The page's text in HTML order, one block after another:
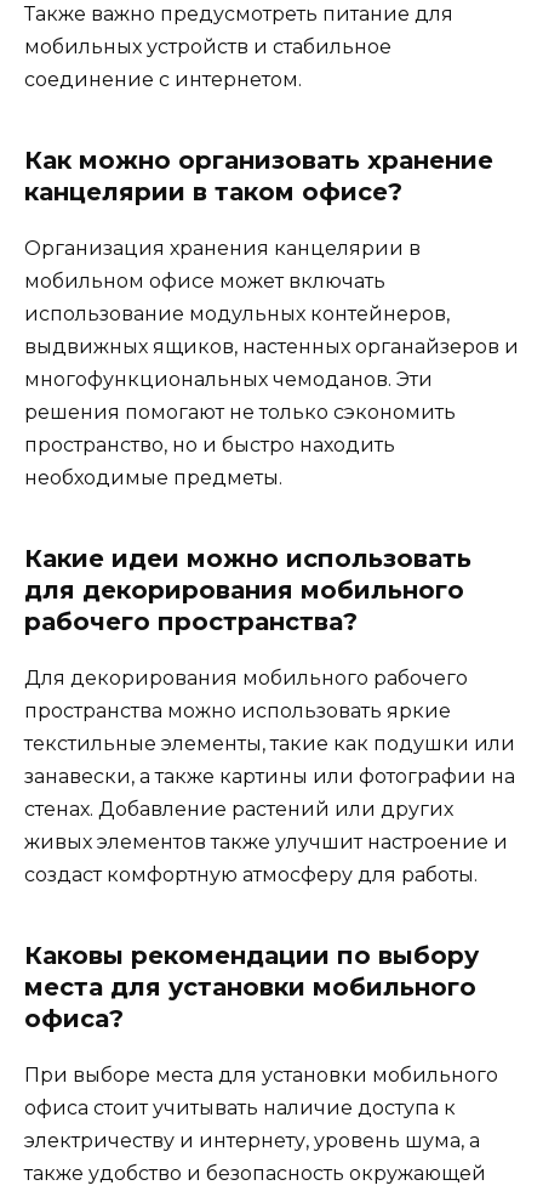
Также важно предусмотреть питание для
мобильных устройств и стабильное
соединение с интернетом.
Как можно организовать хранение
канцелярии в таком офисе?
Организация хранения канцелярии в
мобильном офисе может включать
использование модульных контейнеров,
выдвижных ящиков, настенных органайзеров и
многофункциональных чемоданов. Эти
решения помогают не только сэкономить
пространство, но и быстро находить
необходимые предметы.
Какие идеи можно использовать
для декорирования мобильного
рабочего пространства?
Для декорирования мобильного рабочего
пространства можно использовать яркие
текстильные элементы, такие как подушки или
занавески, а также картины или фотографии на
стенах. Добавление растений или других
живых элементов также улучшит настроение и
создаст комфортную атмосферу для работы.
Каковы рекомендации по выбору
места для установки мобильного
офиса?
При выборе места для установки мобильного
офиса стоит учитывать наличие доступа к
электричеству и интернету, уровень шума, а
также удобство и безопасность окружающей